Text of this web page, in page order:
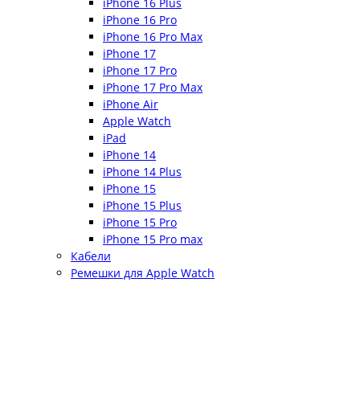
iPhone 16 Pro
iPhone 16 Pro Max
iPhone 17
iPhone 17 Pro
iPhone 17 Pro Max
iPhone Air
Apple Watch
iPad
iPhone 14
iPhone 14 Plus
iPhone 15
iPhone 15 Plus
iPhone 15 Pro
iPhone 15 Pro max
Кабели
Ремешки для Apple Watch